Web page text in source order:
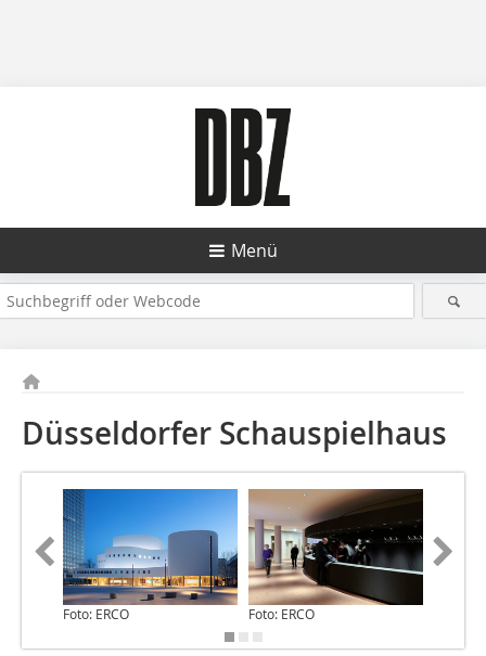
Menü
Düsseldorfer Schauspielhaus
Foto: ERCO Foto: ERCO